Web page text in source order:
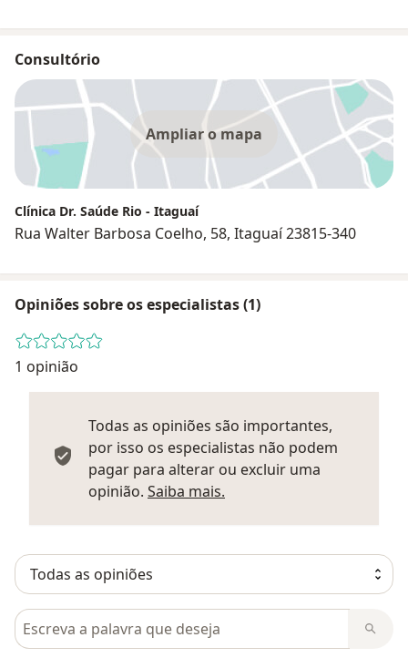
Especialidades diversas: Urologista, Ginecologista,
Pediatra, Geriatra, Cardiologista, Psiquiatra,
Proctologista, Cirurgiões, Ortopedista, Neurologista,
Angiologista, Dermatologista, Endocrinologista,
Gastroenterologista, Otorrinolaringologista,
Nutricionista, Fonoaudióloga, Fisioterapeuta e MAIS.
Venha conhecer!
Consultório
Ampliar o mapa
Clínica Dr. Saúde Rio - Itaguaí
Rua Walter Barbosa Coelho, 58, Itaguaí 23815-340
Opiniões sobre os especialistas (1)
1 opinião
Todas as opiniões são importantes,
por isso os especialistas não podem
pagar para alterar ou excluir uma
opinião. Saiba mais.
Pesquisar em opiniões